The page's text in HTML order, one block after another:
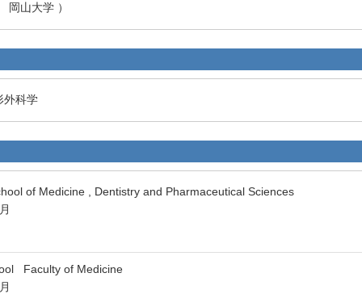
山大学 ）
外科学
of Medicine , Dentistry and Pharmaceutical Sciences
Faculty of Medicine